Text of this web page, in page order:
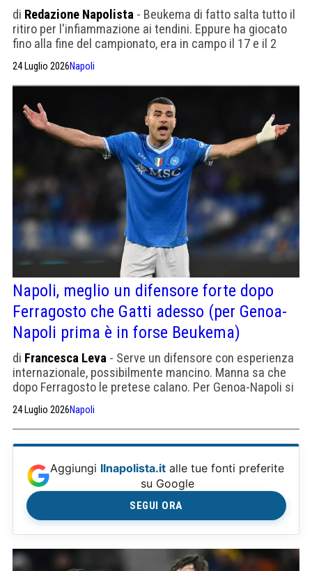
di Redazione Napolista - Beukema di fatto salta tutto il
ritiro per l'infiammazione ai tendini. Eppure ha giocato
fino alla fine del campionato, era in campo il 17 e il 2
maggio. Possibile che sia peggiorato con due mesi di
riposo?
24 Luglio 2026Napoli
Napoli, meglio un difensore forte dopo
Ferragosto che Gatti adesso (per Genoa-
Napoli prima è in forse Beukema)
di Francesca Leva - Serve un difensore con esperienza
internazionale, possibilmente mancino. Manna sa che
dopo Ferragosto le pretese calano. Per Genoa-Napoli si
24 Luglio 2026Napoli
Aggiungi Ilnapolista.it alle tue fonti preferite
su Google
SEGUI ORA